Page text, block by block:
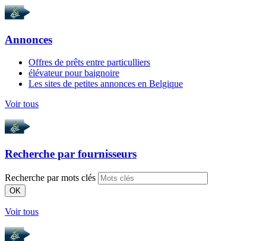
Annonces
Offres de prêts entre particulliers
élévateur pour baignoire
Les sites de petites annonces en Belgique
Voir tous
Recherche par fournisseurs
Recherche par mots clés
OK
Voir tous